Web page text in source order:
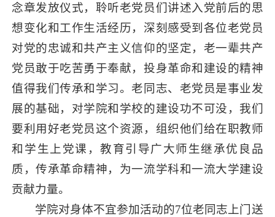
念章发放仪式，聆听老党员们讲述入党前后的思
想变化和工作生活经历，深刻感受到各位老党员
对党的忠诚和共产主义信仰的坚定，老一辈共产
党员敢于吃苦勇于奉献，投身革命和建设的精神
值得我们传承和学习。老同志、老党员是事业发
展的基础，对学院和学校的建设功不可没，我们
要利用好老党员这个资源，组织他们给在职教师
和学生上党课，教育引导广大师生继承优良品
质，传承革命精神，为一流学科和一流大学建设
贡献力量。
学院对身体不宜参加活动的7位老同志上门送